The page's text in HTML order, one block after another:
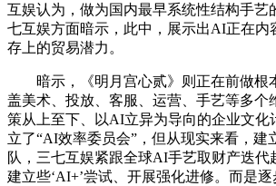
互娱认为，做为国内最早系统性结构手艺
七互娱方面暗示，此中，展示出AI正在内
存上的贸易潜力。
暗示，《明月宫心贰》则正在前做根
盖美术、投放、客服、运营、手艺等多个
策从上至下、以AI立异为导向的企业文化
立了“AI效率委员会”，但从现实来看，建
队，三七互娱紧跟全球AI手艺取财产迭代
建立些‘AI+’尝试、开展强化进修。而是